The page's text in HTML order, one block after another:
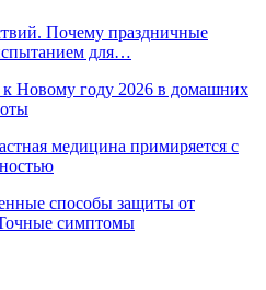
Почему праздничные
для…
Новому году 2026 в домашних
медицина примиряется с
способы защиты от
симптомы